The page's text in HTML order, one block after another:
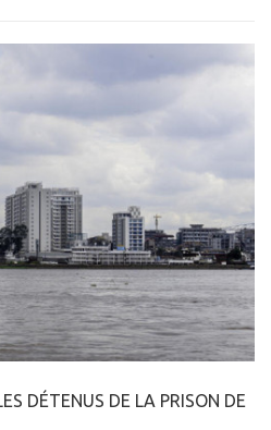
DÉTENUS DE LA PRISON DE